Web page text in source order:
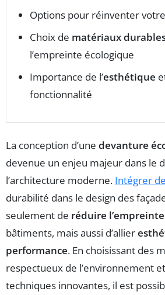
Options pour réinventer votre
Choix de matériaux
l’empreinte écologique
Importance de l’esthétique
fonctionnalité
La conception d’une devanture
devenue un enjeu majeur dans le
l’architecture moderne. Intégrer
durabilité dans le design des
seulement de réduire
bâtiments, mais aussi d’allier
performance. En choisissant des
respectueux de l’environnement
techniques innovantes, il est